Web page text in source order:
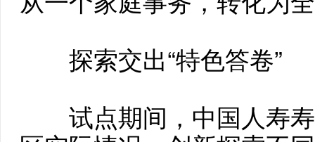
探索交出“特色答卷”
试点期间，中国人寿寿